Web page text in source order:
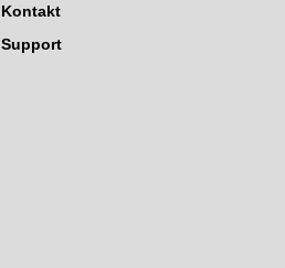
Kontakt
Support